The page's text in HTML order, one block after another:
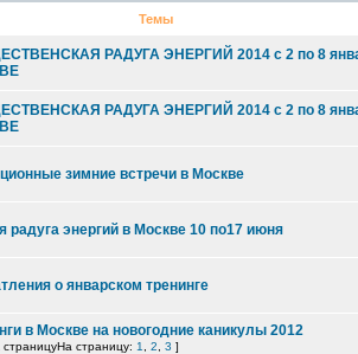
Темы
РАДУГА ЭНЕРГИЙ 2014 с 2 по 8
РАДУГА ЭНЕРГИЙ 2014 с 2 по 8
зимние встречи в Москве
радуга энергий в Москве 10 по17 июня
о январском тренинге
в Москве на новогодние каникулы 2012
На страницу: 1 2 3 ]